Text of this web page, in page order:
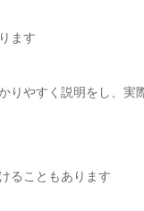
ます
りやすく説明をし、
ることもあります